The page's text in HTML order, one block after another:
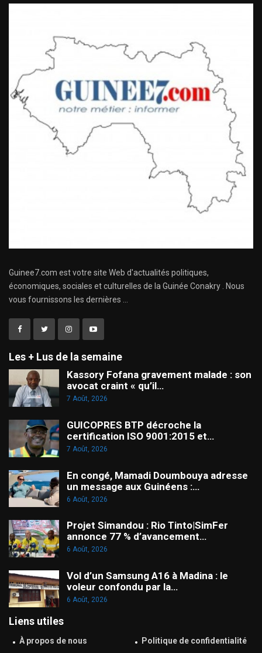
Guinee7.com est votre site Web d'actualités politiques,
économiques, sociales et culturelles de la Guinée Conakry . Nous
vous fournissons les dernières ...
Les + Lus de la semaine
Kassory Fofana gravement malade : son
avocat craint « qu’il…
7 Août, 2026
GUICOPRES BTP décroche la
certification ISO 9001:2015 et…
7 Août, 2026
En congé, Mamadi Doumbouya adresse
un message aux Guinéens :…
6 Août, 2026
Projet Simandou : Rio Tinto|SimFer
annonce 77 % d’avancement…
6 Août, 2026
Vol d’un Samsung A16 à Madina : le
voleur confondu par la…
6 Août, 2026
Liens utiles
À propos de nous Politique de confidentialité